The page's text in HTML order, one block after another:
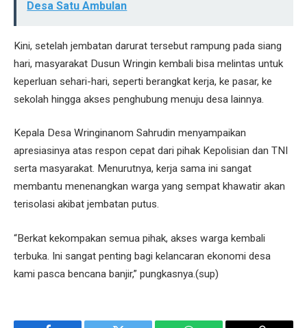
Desa Satu Ambulan
Kini, setelah jembatan darurat tersebut rampung pada siang
hari, masyarakat Dusun Wringin kembali bisa melintas untuk
keperluan sehari-hari, seperti berangkat kerja, ke pasar, ke
sekolah hingga akses penghubung menuju desa lainnya.
Kepala Desa Wringinanom Sahrudin menyampaikan
apresiasinya atas respon cepat dari pihak Kepolisian dan TNI
serta masyarakat. Menurutnya, kerja sama ini sangat
membantu menenangkan warga yang sempat khawatir akan
terisolasi akibat jembatan putus.
“Berkat kekompakan semua pihak, akses warga kembali
terbuka. Ini sangat penting bagi kelancaran ekonomi desa
kami pasca bencana banjir,” pungkasnya.(sup)